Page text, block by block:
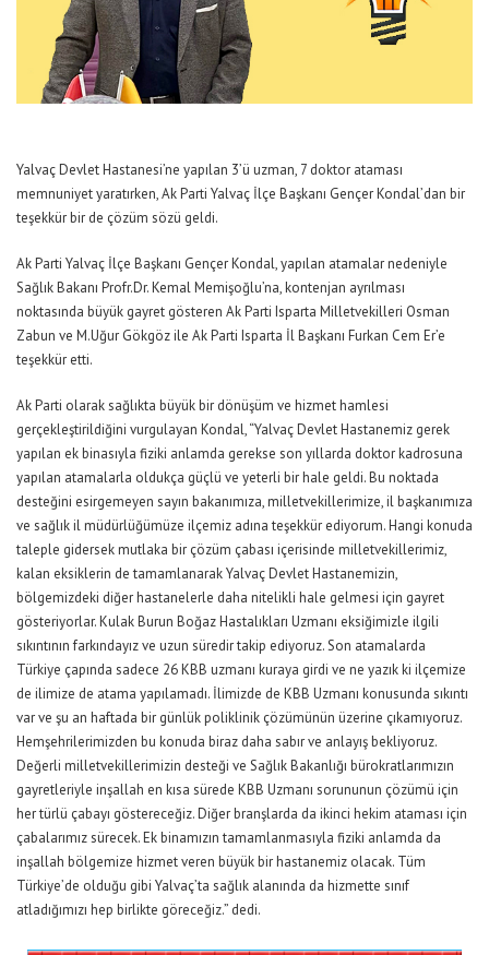
Yalvaç Devlet Hastanesi’ne yapılan 3’ü uzman, 7 doktor ataması
memnuniyet yaratırken, Ak Parti Yalvaç İlçe Başkanı Gençer Kondal’dan bir
teşekkür bir de çözüm sözü geldi.
Ak Parti Yalvaç İlçe Başkanı Gençer Kondal, yapılan atamalar nedeniyle
Sağlık Bakanı Profr.Dr. Kemal Memişoğlu’na, kontenjan ayrılması
noktasında büyük gayret gösteren Ak Parti Isparta Milletvekilleri Osman
Zabun ve M.Uğur Gökgöz ile Ak Parti Isparta İl Başkanı Furkan Cem Er’e
teşekkür etti.
Ak Parti olarak sağlıkta büyük bir dönüşüm ve hizmet hamlesi
gerçekleştirildiğini vurgulayan Kondal, “Yalvaç Devlet Hastanemiz gerek
yapılan ek binasıyla fiziki anlamda gerekse son yıllarda doktor kadrosuna
yapılan atamalarla oldukça güçlü ve yeterli bir hale geldi. Bu noktada
desteğini esirgemeyen sayın bakanımıza, milletvekillerimize, il başkanımıza
ve sağlık il müdürlüğümüze ilçemiz adına teşekkür ediyorum. Hangi konuda
taleple gidersek mutlaka bir çözüm çabası içerisinde milletvekillerimiz,
kalan eksiklerin de tamamlanarak Yalvaç Devlet Hastanemizin,
bölgemizdeki diğer hastanelerle daha nitelikli hale gelmesi için gayret
gösteriyorlar. Kulak Burun Boğaz Hastalıkları Uzmanı eksiğimizle ilgili
sıkıntının farkındayız ve uzun süredir takip ediyoruz. Son atamalarda
Türkiye çapında sadece 26 KBB uzmanı kuraya girdi ve ne yazık ki ilçemize
de ilimize de atama yapılamadı. İlimizde de KBB Uzmanı konusunda sıkıntı
var ve şu an haftada bir günlük poliklinik çözümünün üzerine çıkamıyoruz.
Hemşehrilerimizden bu konuda biraz daha sabır ve anlayış bekliyoruz.
Değerli milletvekillerimizin desteği ve Sağlık Bakanlığı bürokratlarımızın
gayretleriyle inşallah en kısa sürede KBB Uzmanı sorununun çözümü için
her türlü çabayı göstereceğiz. Diğer branşlarda da ikinci hekim ataması için
çabalarımız sürecek. Ek binamızın tamamlanmasıyla fiziki anlamda da
inşallah bölgemize hizmet veren büyük bir hastanemiz olacak. Tüm
Türkiye’de olduğu gibi Yalvaç’ta sağlık alanında da hizmette sınıf
atladığımızı hep birlikte göreceğiz.” dedi.